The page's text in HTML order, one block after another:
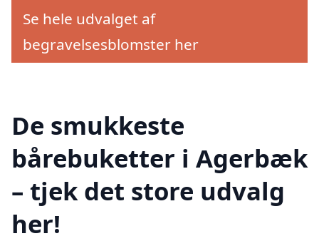
Se hele udvalget af
begravelsesblomster her
De smukkeste
bårebuketter i Agerbæk
– tjek det store udvalg
her!